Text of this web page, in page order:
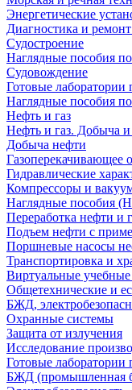
Энергетические
Диагностика и
Судостроение
Наглядные пособия
Судовождение
Готовые
Наглядные пособия
Нефть и газ
Нефть и газ. Добыча и
Добыча нефти
Газоперекачивающее
Гидравлические
Компрессоры и
Наглядные пособия
Переработка нефти и
Подъем нефти с
Поршневые насосы
Транспортировка и
Виртуальные
Общетехнические и
БЖД,
Охранные системы
Защита от излучения
Исследование
Готовые лаборатории
БЖД (промышленная